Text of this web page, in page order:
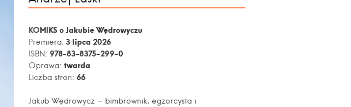
KOMIKS o Jakubie Wędrowyczu
Premiera: 3 lipca 2026
ISBN: 978-83-8375-299-0
Oprawa: twarda
Liczba stron: 66
Jakub Wędrowycz - bimbrownik, egzorcysta i